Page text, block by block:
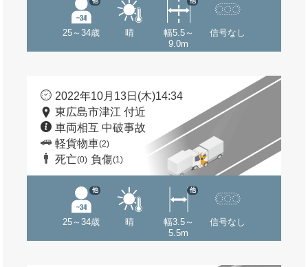
25～34歳 晴
幅5.5～
9.0m
信号なし
2022年10月13日(木)14:34
東広島市津江 付近
車両相互 中破事故
軽貨物車(2)
死亡(0) 負傷(1)
25～34歳
他
晴
幅3.5～
5.5m
他
信号なし